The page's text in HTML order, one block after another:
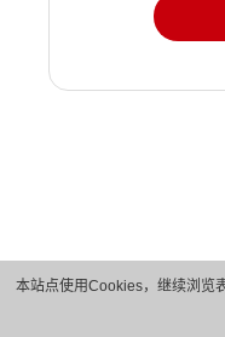
本站点使用Cookies，继续浏览
版权所有 © 华为技术有限公